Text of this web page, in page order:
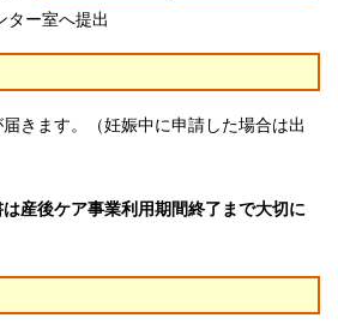
ター室へ提出
きます。（妊娠中に申請した場合は出
産後ケア事業利用期間終了まで大切に